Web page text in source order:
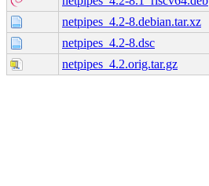
netpipes_4.2-8.debian.tar.xz
netpipes_4.2-8.dsc
netpipes_4.2.orig.tar.gz